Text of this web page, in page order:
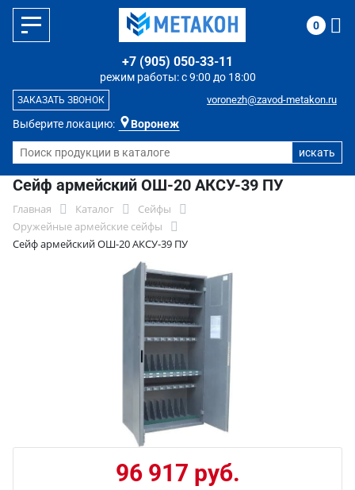
Выберите локацию: Воронеж
режим работы: с 9:00 до 18:00
+7 (905) 050-33-11
voronezh@zavod-metakon.ru
ЗАКАЗАТЬ ЗВОНОК
0
Сейф армейский ОШ-20 АКСУ-39 ПУ
Главная Каталог
Сейфы
Оружейные армейские сейфы
Сейф армейский ОШ-20 АКСУ-39 ПУ
96 917 руб.